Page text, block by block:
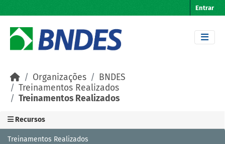
Entrar
Organizações
BNDES
Treinamentos Realizados
Treinamentos Realizados
Recursos
Treinamentos Realizados